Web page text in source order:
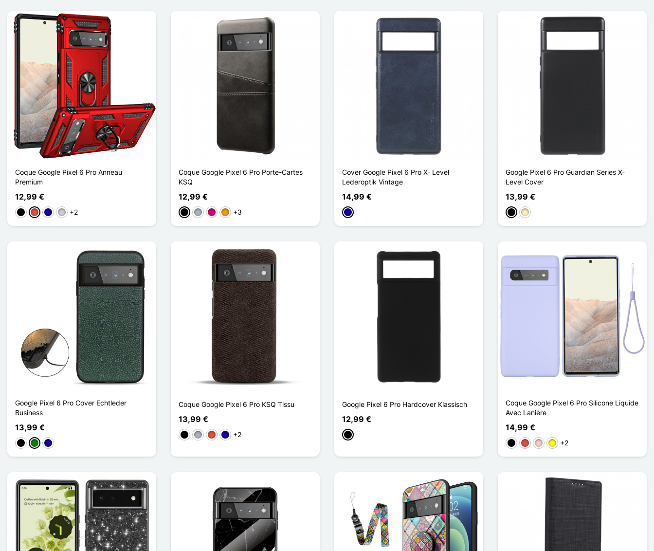
Coque Google Pixel 6 Pro Anneau
Premium
12,99 €
Schwarz
Rot Dunkelblau
Silber
+2
Coque Google Pixel 6 Pro Porte-Cartes
KSQ
12,99 €
Schwarz
GrauMagenta
Orange
+3
Cover Google Pixel 6 Pro X- Level
Lederoptik Vintage
14,99 €
Dunkelblau
Google Pixel 6 Pro Guardian Series X-
Level Cover
13,99 €
SchwarzGolden
Google Pixel 6 Pro Cover Echtleder
Business
13,99 €
Schwarz
GrünDunkelblau
Coque Google Pixel 6 Pro KSQ Tissu
13,99 €
Schwarz
GrauRot Dunkelblau
+2
Google Pixel 6 Pro Hardcover Klassisch
12,99 €
Schwarz
Coque Google Pixel 6 Pro Silicone Liquide
Avec Lanière
14,99 €
Schwarz
Rot PinkGelb+2